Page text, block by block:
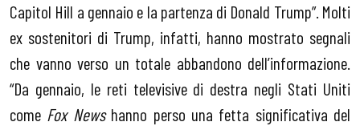
Capitol Hill a gennaio e la partenza di Donald Trump”. Molti
ex sostenitori di Trump, infatti, hanno mostrato segnali
che vanno verso un totale abbandono dell’informazione.
“Da gennaio, le reti televisive di destra negli Stati Uniti
come Fox Newshanno perso una fetta significativa del